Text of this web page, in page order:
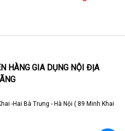
HÀNG GIA DỤNG NỘI ĐỊA
-Hai Bà Trưng - Hà Nội ( 89 Minh Khai